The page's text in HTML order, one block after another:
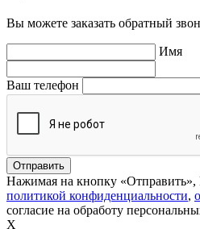
Вы можете заказать обратный
Имя
Ваш телефон
Нажимая на кнопку «Отправить»,
политикой конфиденциальности,
согласие на обработу
X